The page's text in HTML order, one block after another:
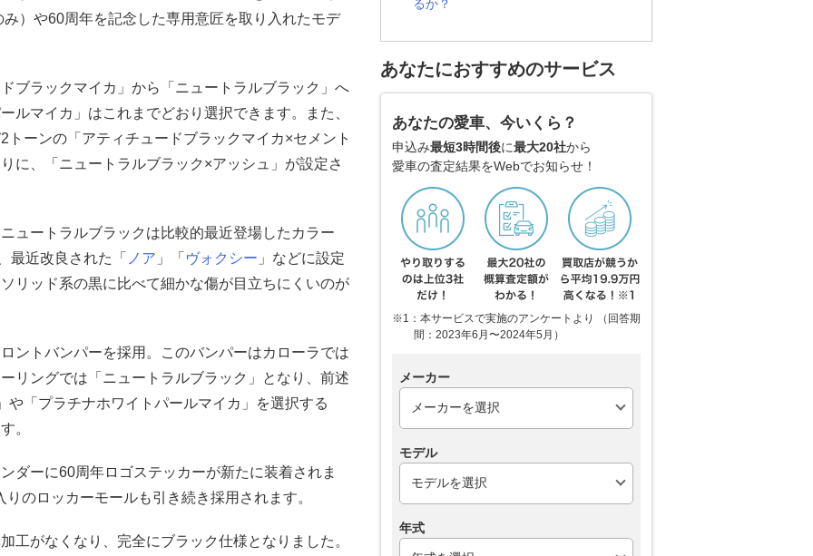
）や60周年を記念した専用意匠を取り入れたモデ
ブラックマイカ」から「ニュートラルブラック」へ
ルマイカ」はこれまでどおり選択できます。また、
ーンの「アティチュードブラックマイカ×セメント
に、「ニュートラルブラック×アッシュ」が設定さ
ュートラルブラックは比較的最近登場したカラー
最近改良された「 ノア 」「 ヴォクシー 」などに設定
リッド系の黒に比べて細かな傷が目立ちにくいのが
ントバンパーを採用。このバンパーはカローラでは
リングでは「ニュートラルブラック」となり、前述
「プラチナホワイトパールマイカ」を選択する
。
ダーに60周年ロゴステッカーが新たに装着されま
のロッカーモールも引き続き採用されます。
工がなくなり、完全にブラック仕様となりました。
るか？
あなたにおすすめのサービス
あなたの愛車、今いくら？
申込み最短3時間後に最大20社から
愛車の査定結果をWebでお知らせ！
※1：本サービスで実施のアンケートより （回答期
間：2023年6月〜2024年5月）
メーカー
モデル
年式